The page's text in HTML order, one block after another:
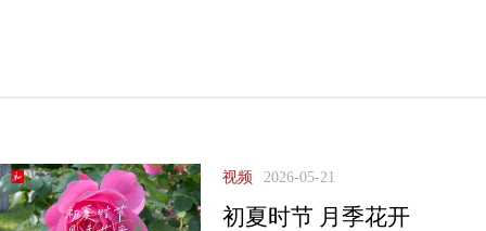
视频 2026-05-21
初夏时节 月季花开